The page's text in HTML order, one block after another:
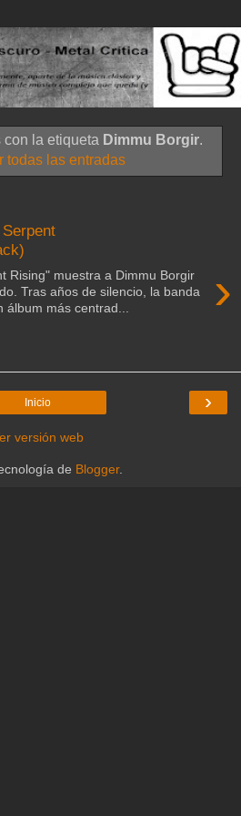
con la etiqueta Dimmu Borgir.
todas las entradas
›
Rising" muestra a Dimmu Borgir
Tras años de silencio, la banda
álbum más centrad...
›
Inicio
versión web
de Blogger.